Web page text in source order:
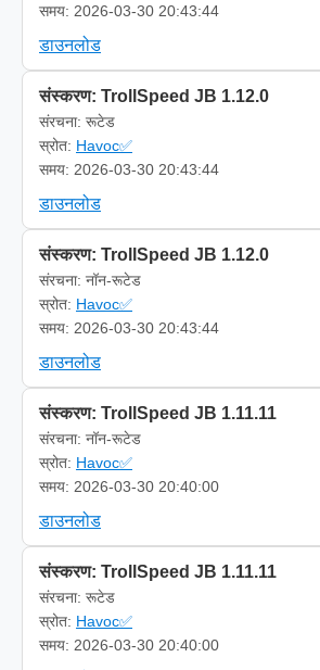
समय: 2026-03-30 20:43:44
डाउनलोड
संस्करण: TrollSpeed JB 1.12.0
संरचना: रूटेड
स्रोत: Havoc✅
समय: 2026-03-30 20:43:44
डाउनलोड
संस्करण: TrollSpeed JB 1.12.0
संरचना: नॉन-रूटेड
स्रोत: Havoc✅
समय: 2026-03-30 20:43:44
डाउनलोड
संस्करण: TrollSpeed JB 1.11.11
संरचना: नॉन-रूटेड
स्रोत: Havoc✅
समय: 2026-03-30 20:40:00
डाउनलोड
संस्करण: TrollSpeed JB 1.11.11
संरचना: रूटेड
स्रोत: Havoc✅
समय: 2026-03-30 20:40:00